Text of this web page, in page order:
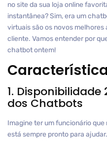
no site da sua loja online
instantânea? Sim, era um
virtuais são os novos
cliente. Vamos entender por
chatbot ontem!
1. Disponibilidade
dos Chatbots
Imagine ter um funcionário
está sempre pronto para